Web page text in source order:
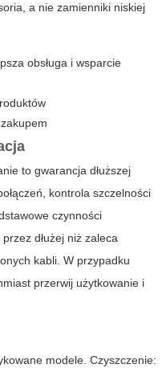
a nie zamienniki niskiej
obsługa i wsparcie
to gwarancja dłuższej
kontrola szczelności
czynności
dłużej niż zaleca
kabli. W przypadku
przerwij użytkowanie i
modele. Czyszczenie: